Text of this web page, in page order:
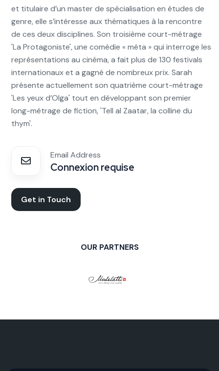
et titulaire d’un master de spécialisation en études de
genre, elle s’intéresse aux thématiques à la rencontre
de ces deux disciplines. Son troisième court-métrage
'La Protagoniste', une comédie « méta » qui interroge les
représentations au cinéma, a fait plus de 130 festivals
internationaux et a gagné de nombreux prix. Sarah
présente actuellement son quatrième court-métrage
'Les yeux d’Olga' tout en développant son premier
long-métrage de fiction, 'Tell al Zaatar, la colline du
thym'.
Email Address
Connexion requise
Get in Touch
OUR PARTNERS